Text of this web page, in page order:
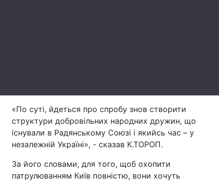
Інтерв'ю Думки
Архів Вакансії
Послуги
«По суті, йдеться про спробу знов створити
структури добровільних народних дружин, що
існували в Радянському Союзі і якийсь час – у
незалежній Україні», - сказав К.ТОРОП.
За його словами, для того, щоб охопити
патрулюванням Київ повністю, вони хочуть